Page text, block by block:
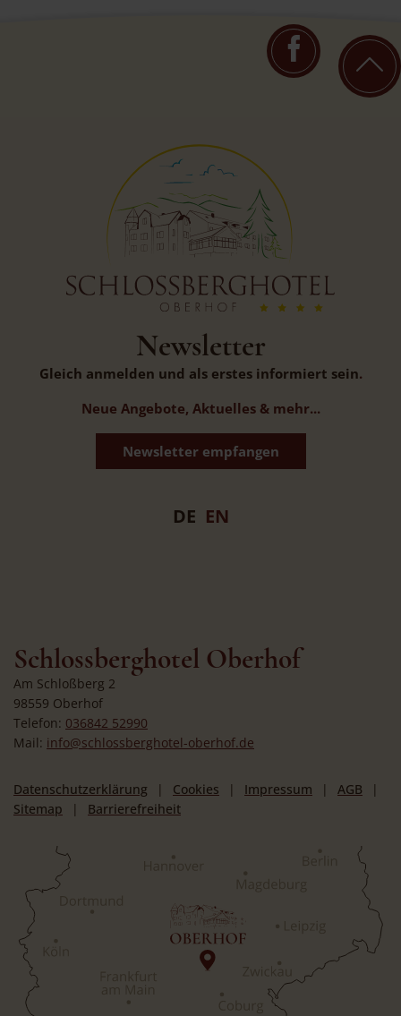
Newsletter
Gleich anmelden und als erstes informiert sein.
Neue Angebote, Aktuelles & mehr...
Newsletter empfangen
DE EN
Schlossberghotel Oberhof
Am Schloßberg 2
98559 Oberhof
Telefon: 036842 52990
Mail: info@schlossberghotel-oberhof.de
Datenschutzerklärung Cookies Impressum
AGB
Sitemap
Barrierefreiheit